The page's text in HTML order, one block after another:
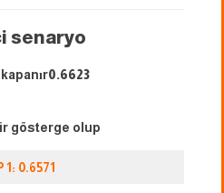
senaryo
kapanır0.6623
gösterge olup
1: 0.6571